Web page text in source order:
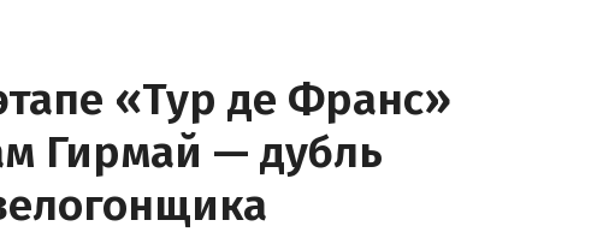
«Тур де Франс»
Гирмай — дубль